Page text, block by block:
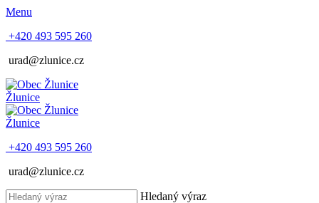
Menu
+420 493 595 260
urad@zlunice.cz
Žlunice
Žlunice
+420 493 595 260
urad@zlunice.cz
Hledaný výraz